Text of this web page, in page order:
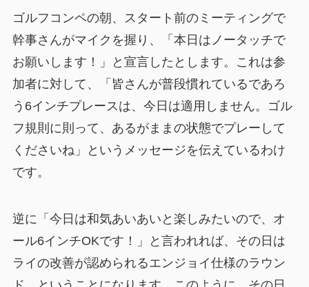
ゴルフコンペの朝、スタート前のミーティングで
幹事さんがマイクを握り、「本日はノータッチで
お願いします！」と宣言したとします。これは参
加者に対して、「皆さんが普段慣れているであろ
う6インチプレースは、今日は適用しません。ゴル
フ規則に則って、あるがままの状態でプレーして
くださいね」というメッセージを伝えているわけ
です。
逆に「今日は和気あいあいと楽しみたいので、オ
ール6インチOKです！」と言われれば、その日は
ライの改善が認められるエンジョイ仕様のラウン